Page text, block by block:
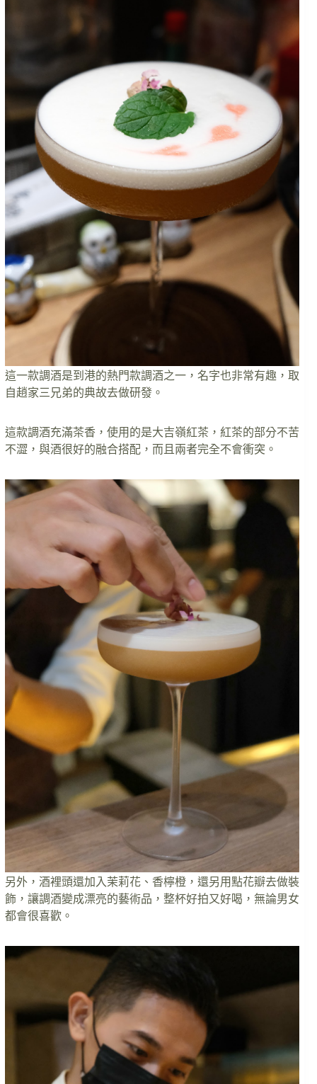
這一款調酒是到港的熱門款調酒之一，名字也非常有趣，取
自趙家三兄弟的典故去做研發。
這款調酒充滿茶香，使用的是大吉嶺紅茶，紅茶的部分不苦
不澀，與酒很好的融合搭配，而且兩者完全不會衝突。
另外，酒裡頭還加入茉莉花、香檸橙，還另用點花瓣去做裝
飾，讓調酒變成漂亮的藝術品，整杯好拍又好喝，無論男女
都會很喜歡。